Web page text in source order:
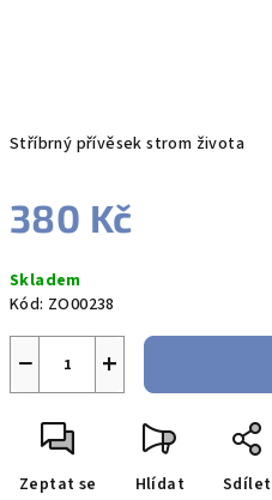
Stříbrný přívěsek strom života
380 Kč
cena:
Skladem
Kód: ZO00238
+
−
Zeptat se Hlídat Sdílet